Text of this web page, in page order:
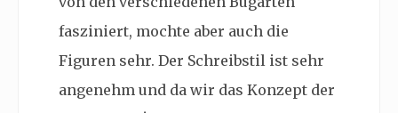
fasziniert, mochte aber auch die
Figuren sehr. Der Schreibstil ist sehr
angenehm und da wir das Konzept der